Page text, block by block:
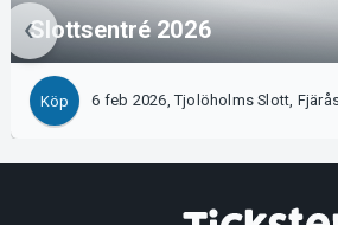
Slottsentré 2026
Köp 6 feb 2026, Tjolöholms Slott,